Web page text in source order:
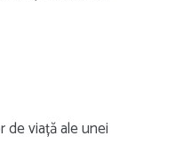
viață ale unei